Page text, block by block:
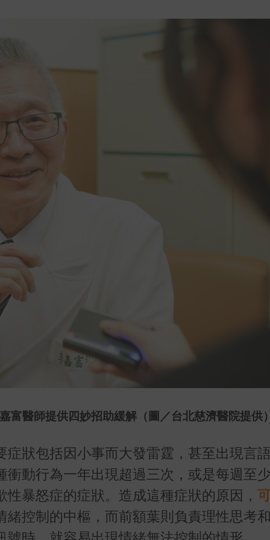
富醫師提供四妙招助緩解 （圖／台北慈濟醫院提供
狀包括因小事而大發雷霆，甚至出現言
動行為一年出現超過三次，或是每週至
暴怒症的症狀。造成這種症狀的原因，
緒控制的中樞，而前額葉則負責理性思考